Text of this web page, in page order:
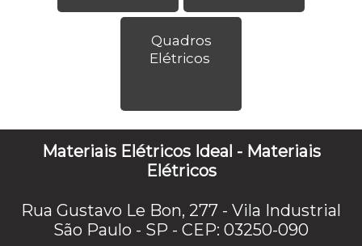
Quadros
Elétricos
Materiais Elétricos Ideal - Materiais
Elétricos
Rua Gustavo Le Bon, 277 - Vila Industrial
São Paulo - SP - CEP: 03250-090